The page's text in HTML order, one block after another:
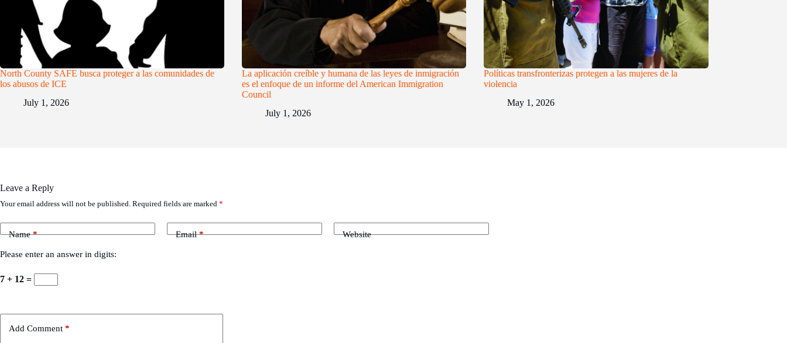
North County SAFE busca proteger a las comunidades de
los abusos de ICE
July 1, 2026
La aplicación creíble y humana de las leyes de inmigración
es el enfoque de un informe del American Immigration
Council
July 1, 2026
Políticas transfronterizas protegen a las mujeres de la
violencia
May 1, 2026
Leave a Reply
Your email address will not be published. Required fields are marked *
Name* Email* Website
Please enter an answer in digits:
7 + 12 =
Add Comment *